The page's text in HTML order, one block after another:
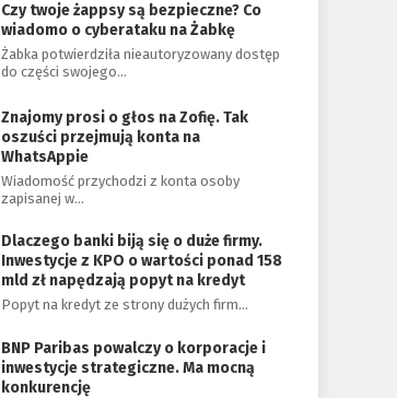
Czy twoje żappsy są bezpieczne? Co
wiadomo o cyberataku na Żabkę
Żabka potwierdziła nieautoryzowany dostęp
do części swojego…
Znajomy prosi o głos na Zofię. Tak
oszuści przejmują konta na
WhatsAppie
Wiadomość przychodzi z konta osoby
zapisanej w…
Dlaczego banki biją się o duże firmy.
Inwestycje z KPO o wartości ponad 158
mld zł napędzają popyt na kredyt
Popyt na kredyt ze strony dużych firm…
BNP Paribas powalczy o korporacje i
inwestycje strategiczne. Ma mocną
konkurencję